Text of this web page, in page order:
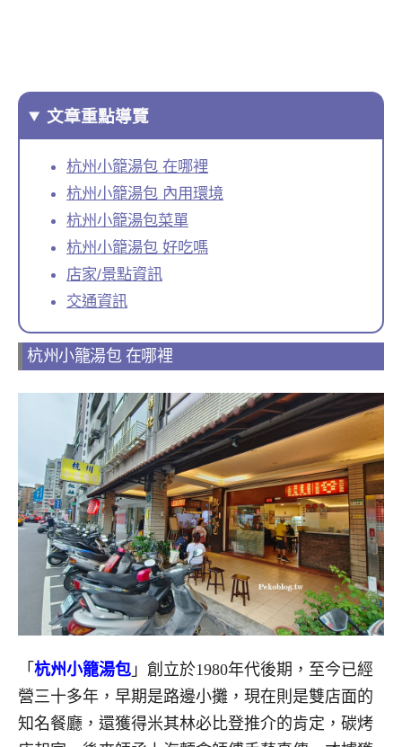
文章重點導覽
杭州小籠湯包 在哪裡
杭州小籠湯包 內用環境
杭州小籠湯包菜單
杭州小籠湯包 好吃嗎
店家/景點資訊
交通資訊
杭州小籠湯包 在哪裡
「 杭州小籠湯包 」創立於1980年代後期，至今已經
營三十多年，早期是路邊小攤，現在則是雙店面的
知名餐廳，還獲得米其林必比登推介的肯定，碳烤